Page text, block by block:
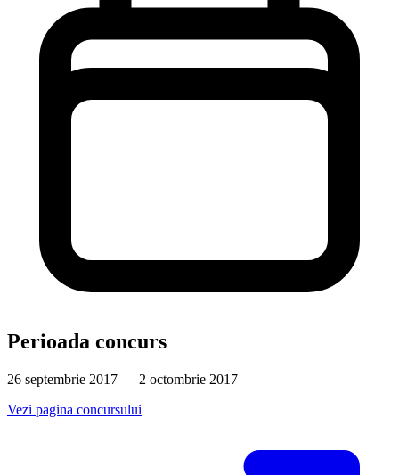
Perioada concurs
26 septembrie 2017 — 2 octombrie 2017
Vezi pagina concursului